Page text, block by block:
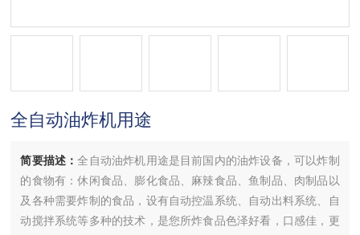
全自动油炸机用途
简要描述：全自动油炸机用途是目前国内的油炸设备，可以炸制
的食物有：休闲食品、膨化食品、麻辣食品、鱼制品、肉制品以
及各种需要炸制的食品，设有自动控温系统、自动出料系统、自
动搅拌系统等多种的技术，是您所炸食品色泽好看，口感佳，更